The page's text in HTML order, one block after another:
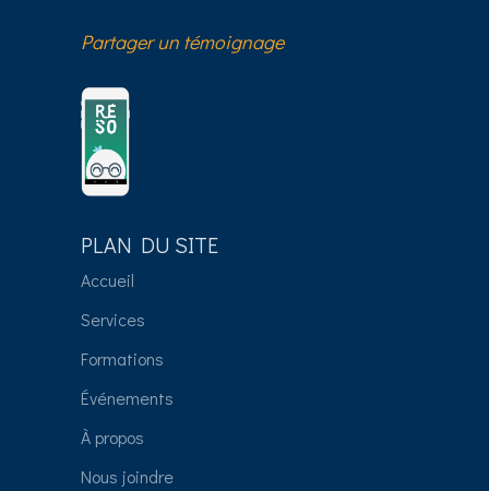
Partager un témoignage
PLAN DU SITE
Accueil
Services
Formations
Événements
À propos
Nous joindre